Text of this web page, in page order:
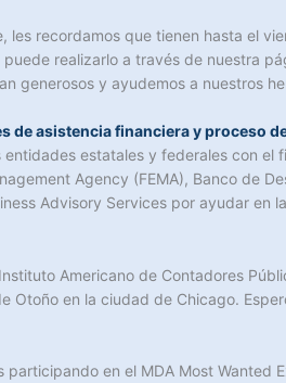
les recordamos que tienen hasta el
realizarlo a través de nuestra
generosos y ayudemos a nuestros
de asistencia financiera y proceso
estatales y federales con
Agency (FEMA), Banco de
Advisory Services por ayudar
Americano de Contadores
Otoño en la ciudad de Chicago.
en el MDA Most Wanted